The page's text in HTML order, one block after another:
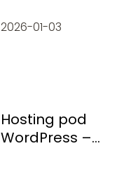
przewodnik
2026-01-03
Hosting pod
WordPress –